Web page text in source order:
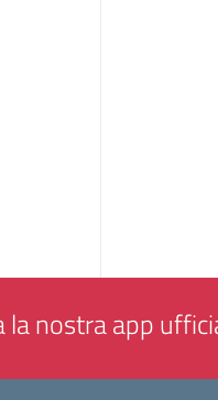
la nostra app